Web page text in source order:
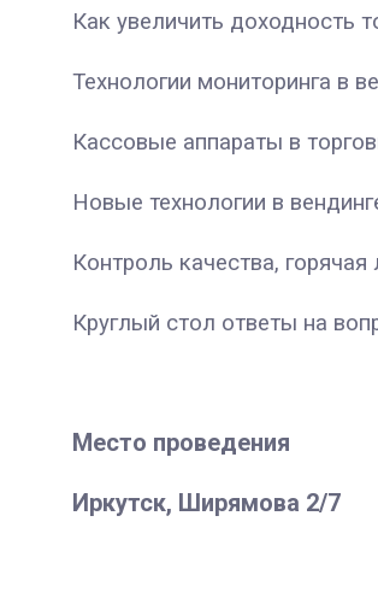
Как увеличить доходность
Технологии мониторинга в
Кассовые аппараты в
Новые технологии в
Контроль качества, горячая
Круглый стол ответы на
Место проведения
Иркутск, Ширямова 2/7